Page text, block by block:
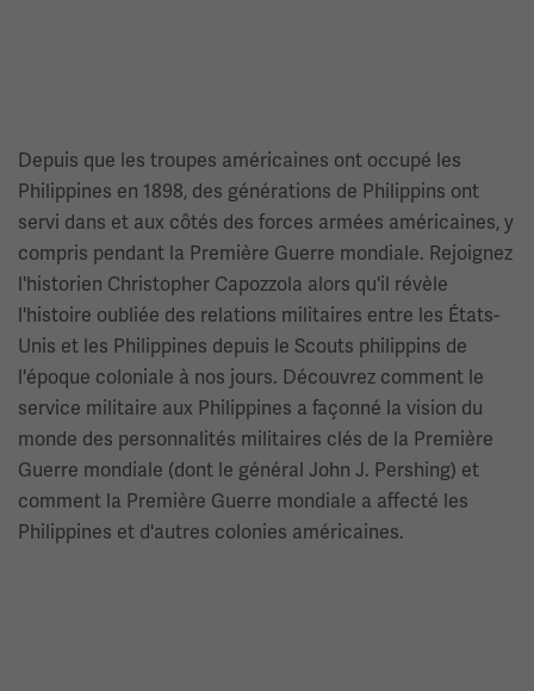
Depuis que les troupes américaines ont occupé les
Philippines en 1898, des générations de Philippins ont
servi dans et aux côtés des forces armées américaines, y
compris pendant la Première Guerre mondiale. Rejoignez
l'historien Christopher Capozzola alors qu'il révèle
l'histoire oubliée des relations militaires entre les États-
Unis et les Philippines depuis le Scouts philippins de
l'époque coloniale à nos jours. Découvrez comment le
service militaire aux Philippines a façonné la vision du
monde des personnalités militaires clés de la Première
Guerre mondiale (dont le général John J. Pershing) et
comment la Première Guerre mondiale a affecté les
Philippines et d'autres colonies américaines.